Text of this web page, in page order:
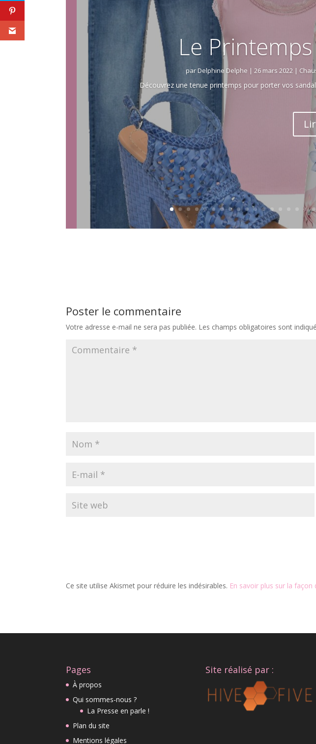
Le
par Delphine Delphe | 26 mars 2022 |
Découvrez une tenue printemps pour porter vos
Poster le commentaire
Votre adresse e-mail ne sera pas publiée. Les champs obligatoires sont
Ce site utilise Akismet pour réduire les indésirables. En savoir plus sur la
Pages
À propos
Qui sommes-nous ?
La Presse en parle !
Plan du site
Mentions légales
Site réalisé par :